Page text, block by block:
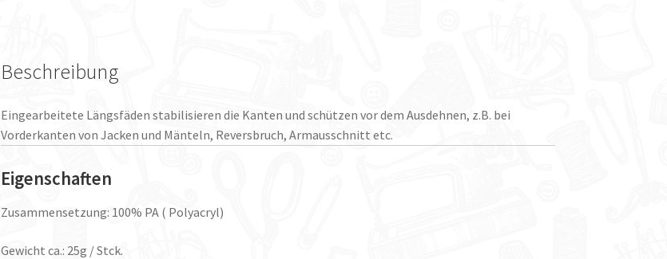
Beschreibung
Eingearbeitete Längsfäden stabilisieren die Kanten und schützen vor dem Ausdehnen, z.B. bei
Vorderkanten von Jacken und Mänteln, Reversbruch, Armausschnitt etc.
Eigenschaften
Zusammensetzung: 100% PA ( Polyacryl)
Gewicht ca.: 25g / Stck.